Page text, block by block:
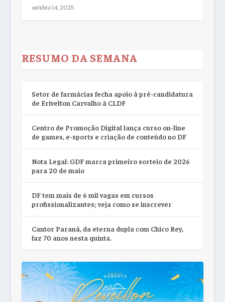
outubro 14, 2025
RESUMO DA SEMANA
Setor de farmácias fecha apoio à pré-candidatura
de Erivelton Carvalho à CLDF
Centro de Promoção Digital lança curso on-line
de games, e-sports e criação de conteúdo no DF
Nota Legal: GDF marca primeiro sorteio de 2026
para 20 de maio
DF tem mais de 6 mil vagas em cursos
profissionalizantes; veja como se inscrever
Cantor Paraná, da eterna dupla com Chico Rey,
faz 70 anos nesta quinta.